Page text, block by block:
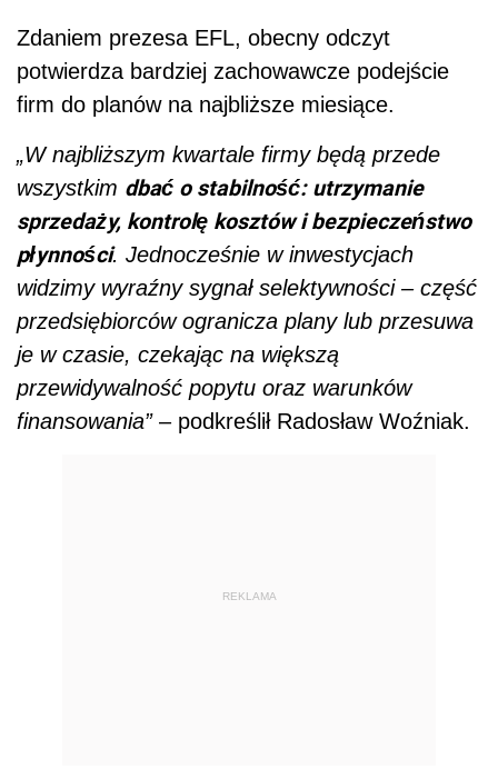
Zdaniem prezesa EFL, obecny odczyt
potwierdza bardziej zachowawcze podejście
firm do planów na najbliższe miesiące.
„W najbliższym kwartale firmy będą przede
wszystkim dbać o stabilność: utrzymanie
sprzedaży, kontrolę kosztów i bezpieczeństwo
płynności. Jednocześnie w inwestycjach
widzimy wyraźny sygnał selektywności – część
przedsiębiorców ogranicza plany lub przesuwa
je w czasie, czekając na większą
przewidywalność popytu oraz warunków
finansowania”– podkreślił Radosław Woźniak.
REKLAMA